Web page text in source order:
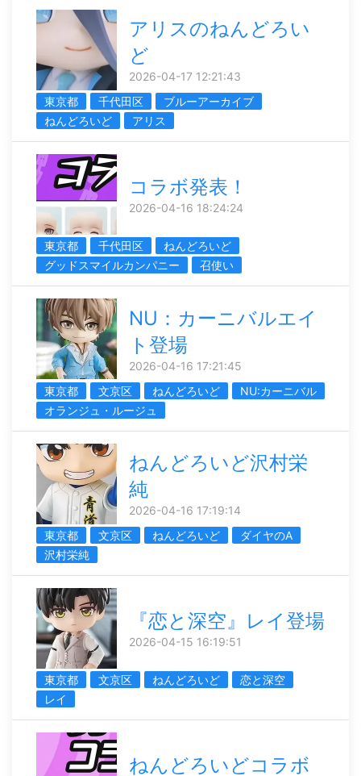
アリスのねんどろい
ど
2026-04-17 12:21:43
東京都
千代田区
ブルーアーカイブ
ねんどろいど
アリス
コラボ発表！
2026-04-16 18:24:24
東京都 千代田区
ねんどろいど
グッドスマイルカンパニー
召使い
NU：カーニバルエイ
ト登場
2026-04-16 17:21:45
東京都
文京区 ねんどろいど
NU:カーニバル
オランジュ・ルージュ
ねんどろいど沢村栄
純
2026-04-16 17:19:14
東京都
文京区 ねんどろいど
ダイヤのA
沢村栄純
『恋と深空』レイ登場
2026-04-15 16:19:51
東京都 文京区 ねんどろいど
恋と深空
レイ
ねんどろいどコラボ